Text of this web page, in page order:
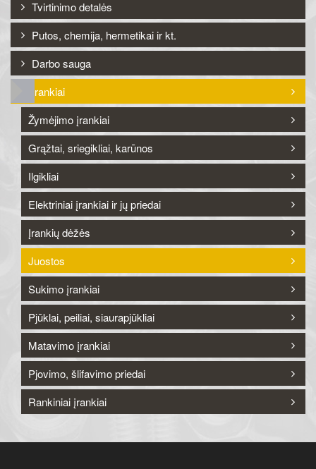
Tvirtinimo detalės
Putos, chemija, hermetikai ir kt.
Darbo sauga
Įrankiai
Žymėjimo įrankiai
Grąžtai, sriegikliai, karūnos
Ilgikliai
Elektriniai įrankiai ir jų priedai
Įrankių dėžės
Juostos
Sukimo įrankiai
Pjūklai, peiliai, siaurapjūkliai
Matavimo įrankiai
Pjovimo, šlifavimo priedai
Rankiniai įrankiai